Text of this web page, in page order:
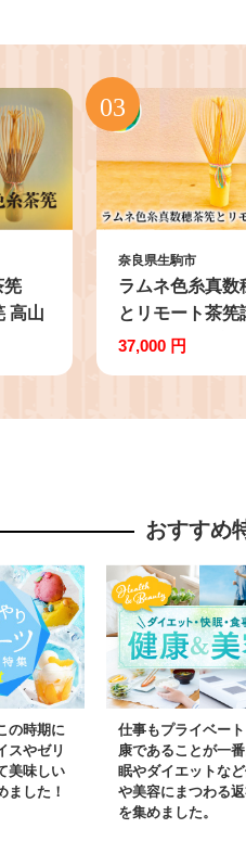
筅
高山
真
抹茶
奈良県生駒市
ラムネ色糸真数
とリモート茶筅
筅 ラムネ色 糸真
白竹 紫竹 和北
道具 習い事 お
37,000 円
おすすめ
の時期に
スやゼリ
美味しい
ました！
仕事もプライベー
康であることが一
眠やダイエットな
や美容にまつわる
を集めました。